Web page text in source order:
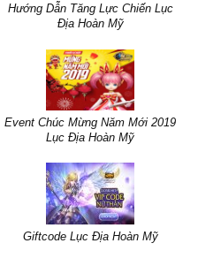
Hướng Dẫn Tăng Lực Chiến Lục
Địa Hoàn Mỹ
Event Chúc Mừng Năm Mới 2019
Lục Địa Hoàn Mỹ
Giftcode Lục Địa Hoàn Mỹ